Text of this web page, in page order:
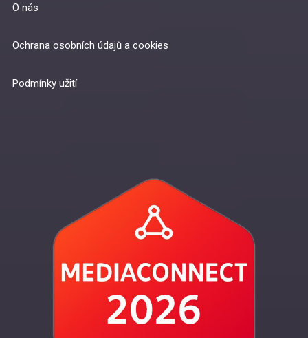
O nás
Ochrana osobních údajů a cookies
Podmínky užití